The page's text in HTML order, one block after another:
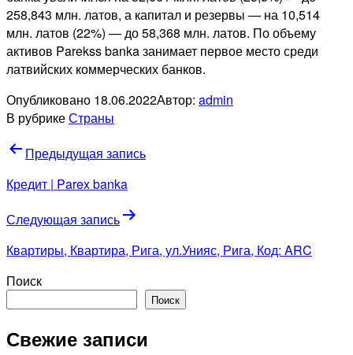
258,843 млн. латов, а капитал и резервы — на 10,514
млн. латов (22%) — до 58,368 млн. латов. По объему
активов Parekss banka занимает первое место среди
латвийских коммерческих банков.
Опубликовано 18.06.2022Автор: admin
В рубрикеСтраны
Навигация
по
Предыдущая запись
Кредит | Parex banka
Следующая запись
Квартиры, Квартира, Рига, ул.Унияс, Рига, Код: ARC
Поиск
Поиск
Свежие записи